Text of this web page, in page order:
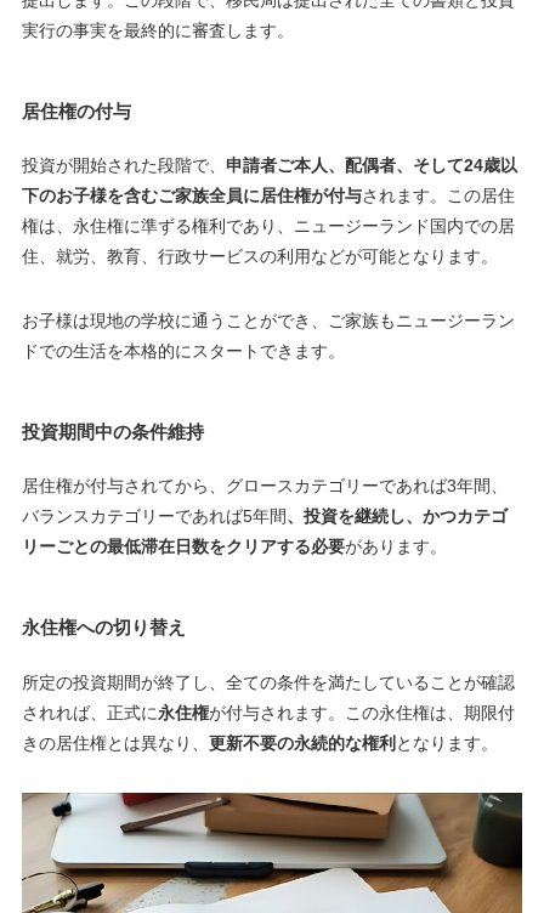
実行の事実を最終的に審査します。
居住権の付与
投資が開始された段階で、 申請者ご本人、配偶者、そして24歳以
下のお子様を含むご家族全員に居住権が付与されます。この居住
権は、永住権に準ずる権利であり、ニュージーランド国内での居
住、就労、教育、行政サービスの利用などが可能となります。
お子様は現地の学校に通うことができ、ご家族もニュージーラン
ドでの生活を本格的にスタートできます。
投資期間中の条件維持
居住権が付与されてから、グロースカテゴリーであれば3年間、
バランスカテゴリーであれば5年間、投資を継続し、かつカテゴ
リーごとの最低滞在日数をクリアする必要があります。
永住権への切り替え
所定の投資期間が終了し、全ての条件を満たしていることが確認
されれば、正式に永住権が付与されます。この永住権は、期限付
きの居住権とは異なり、 更新不要の永続的な権利となります。